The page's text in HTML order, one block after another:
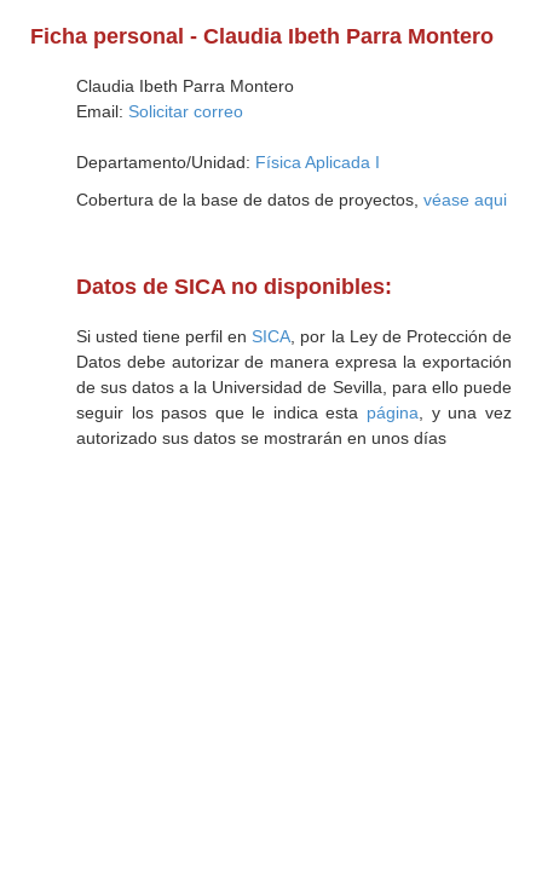
Ficha personal - Claudia Ibeth Parra Montero
Claudia Ibeth Parra Montero
Email: Solicitar correo
Departamento/Unidad: Física Aplicada I
Cobertura de la base de datos de proyectos, véase aqui
Datos de SICA no disponibles:
Si usted tiene perfil en SICA , por la Ley de Protección de
Datos debe autorizar de manera expresa la exportación
de sus datos a la Universidad de Sevilla, para ello puede
seguir los pasos que le indica esta página , y una vez
autorizado sus datos se mostrarán en unos días